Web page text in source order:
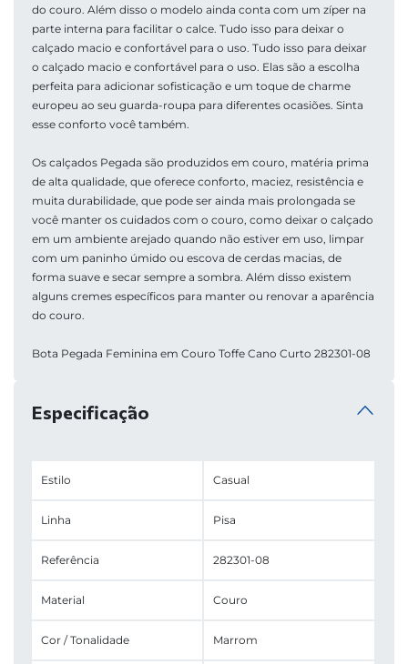
do couro. Além disso o modelo ainda conta com um zíper na
parte interna para facilitar o calce. Tudo isso para deixar o
calçado macio e confortável para o uso. Tudo isso para deixar
o calçado macio e confortável para o uso. Elas são a escolha
perfeita para adicionar sofisticação e um toque de charme
europeu ao seu guarda-roupa para diferentes ocasiões. Sinta
esse conforto você também.
Os calçados Pegada são produzidos em couro, matéria prima
de alta qualidade, que oferece conforto, maciez, resistência e
muita durabilidade, que pode ser ainda mais prolongada se
você manter os cuidados com o couro, como deixar o calçado
em um ambiente arejado quando não estiver em uso, limpar
com um paninho úmido ou escova de cerdas macias, de
forma suave e secar sempre a sombra. Além disso existem
alguns cremes específicos para manter ou renovar a aparência
do couro.
Bota Pegada Feminina em Couro Toffe Cano Curto 282301-08
Especificação
Estilo Casual
Linha Pisa
Referência 282301-08
Material Couro
Cor / Tonalidade Marrom